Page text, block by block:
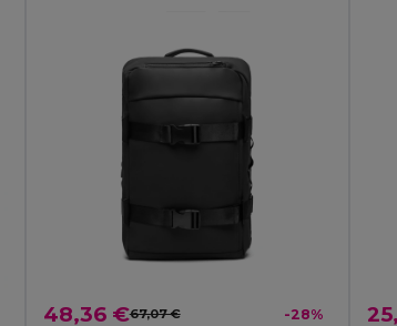
48,36 €67,07 € -28%